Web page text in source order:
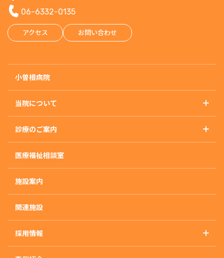
06-6332-0135
アクセス お問い合わせ
小曽根病院
当院について
基本理念
概要・沿革・施設基準
診療のご案内
診療のご案内トップ
精神科
入院治療について
入・退院の流れ
入院生活について
医療福祉相談室
施設案内
関連施設
採用情報
採用情報トップ